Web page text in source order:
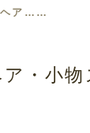
ヘア……
・小